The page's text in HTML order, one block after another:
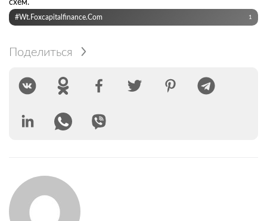
схем.
#wt.foxcapitalfinance.com 1
Поделиться